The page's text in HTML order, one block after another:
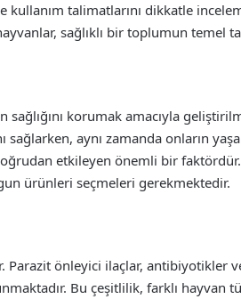
kullanım talimatlarını dikkatle
sağlıklı bir toplumun temel
sağlığını korumak amacıyla
sağlarken, aynı zamanda onların
etkileyen önemli bir
ürünleri seçmeleri gerekmektedir.
Parazit önleyici ilaçlar, antibiyotikler
Bu çeşitlilik, farklı hayvan